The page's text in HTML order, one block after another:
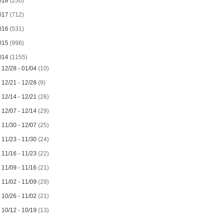
(712)
(531)
(998)
(1155)
12/28 - 01/04(10)
12/21 - 12/28(9)
12/14 - 12/21(26)
12/07 - 12/14(29)
11/30 - 12/07(25)
11/23 - 11/30(24)
11/16 - 11/23(22)
11/09 - 11/16(21)
11/02 - 11/09(29)
10/26 - 11/02(21)
10/12 - 10/19(13)